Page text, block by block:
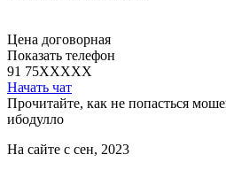
Цена договорная
Показать телефон
91 75XXXXX
Начать чат
Прочитайте, как не попасться
ибодулло
На сайте с сен, 2023